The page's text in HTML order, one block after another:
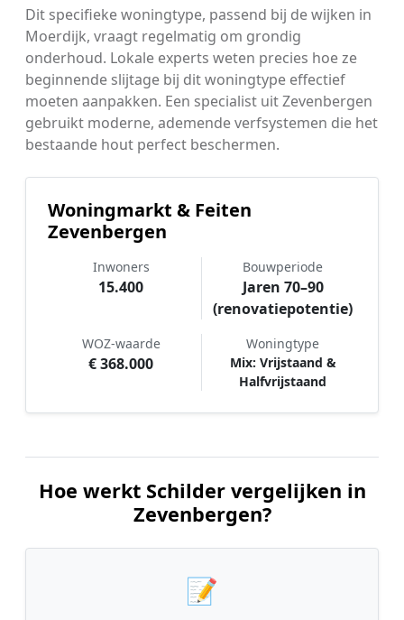
Dit specifieke woningtype, passend bij de wijken in
Moerdijk, vraagt regelmatig om grondig
onderhoud. Lokale experts weten precies hoe ze
beginnende slijtage bij dit woningtype effectief
moeten aanpakken. Een specialist uit Zevenbergen
gebruikt moderne, ademende verfsystemen die het
bestaande hout perfect beschermen.
Woningmarkt & Feiten
Zevenbergen
Inwoners
15.400
Bouwperiode
Jaren 70–90
(renovatiepotentie)
WOZ-waarde
€ 368.000
Woningtype
Mix: Vrijstaand &
Halfvrijstaand
Hoe werkt Schilder vergelijken in
Zevenbergen?
📝